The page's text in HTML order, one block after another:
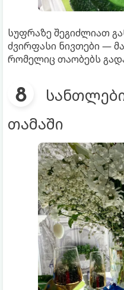
სუფრაზე შეგიძლიათ
ძვირფასი ნივთები —
რომელიც თაობებს
თამაში